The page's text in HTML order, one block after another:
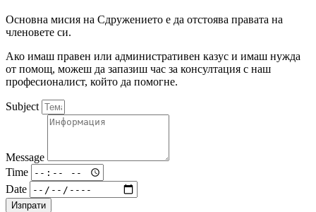
Основна мисия на Сдружението е да отстоява правата на
членовете си.
Ако имаш правен или административен казус и имаш нужда
от помощ, можеш да запазиш час за консултация с наш
професионалист, който да помогне.
Subject
Message
Time
Date
Изпрати